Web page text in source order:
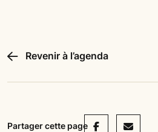
Revenir à l’agenda
Partager cette pageFacebook
Mail